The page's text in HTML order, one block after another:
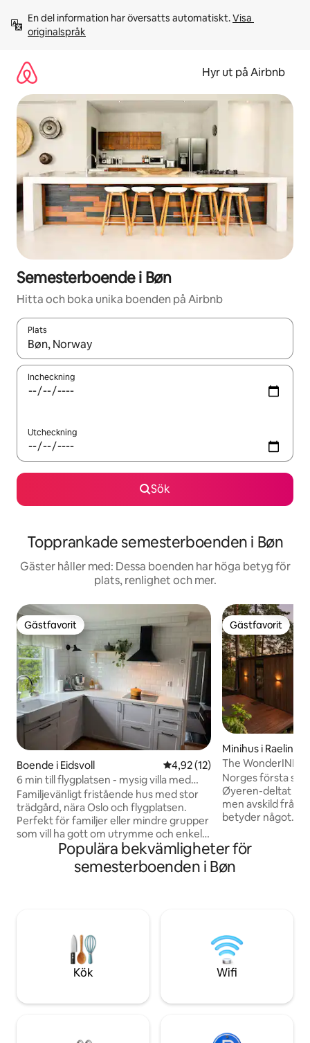
innehåll
En del information har översatts automatiskt. Visa
originalspråk
Hyr ut på Airbnb
Semesterboende i Bøn
Hitta och boka unika boenden på Airbnb
Plats
När resultaten är tillgängliga kan du navigera med upp- och
Incheckning
Utcheckning
Sök
Topprankade semesterboenden i Bøn
Gäster håller med: Dessa boenden har höga betyg för
plats, renlighet och mer.
Gästfavorit
Gästfavorit
Boende i Eidsvoll 4,92 av 5 i genomsnittligt
4,92 (12)
6 min till flygplatsen - mysig villa med
trädgård
Familjevänligt fristående hus med stor
trädgård, nära Oslo och flygplatsen.
Perfekt för familjer eller mindre grupper
som vill ha gott om utrymme och enkel
tillgång till både stad och flygplats. Ett
bekvämt och lugnt ställe med två
eldstäder för mys. Endast 13 minuters
Råholts pool med bad, rutschbanor och
utomhus- och inomhusbubbelpooler.
Gästfavorit
Gästfavorit
Minihus i
The WonderINN
Norges första
Øyeren-deltat –
men avskild från
betyder något.
golv-till-tak-glas
på terrassen. Helt privat – inga delade
faciliteter, inga
sovrum, kök,
längre bort än 25
Populära bekvämligheter för
semesterboenden i Bøn
Kök Wifi